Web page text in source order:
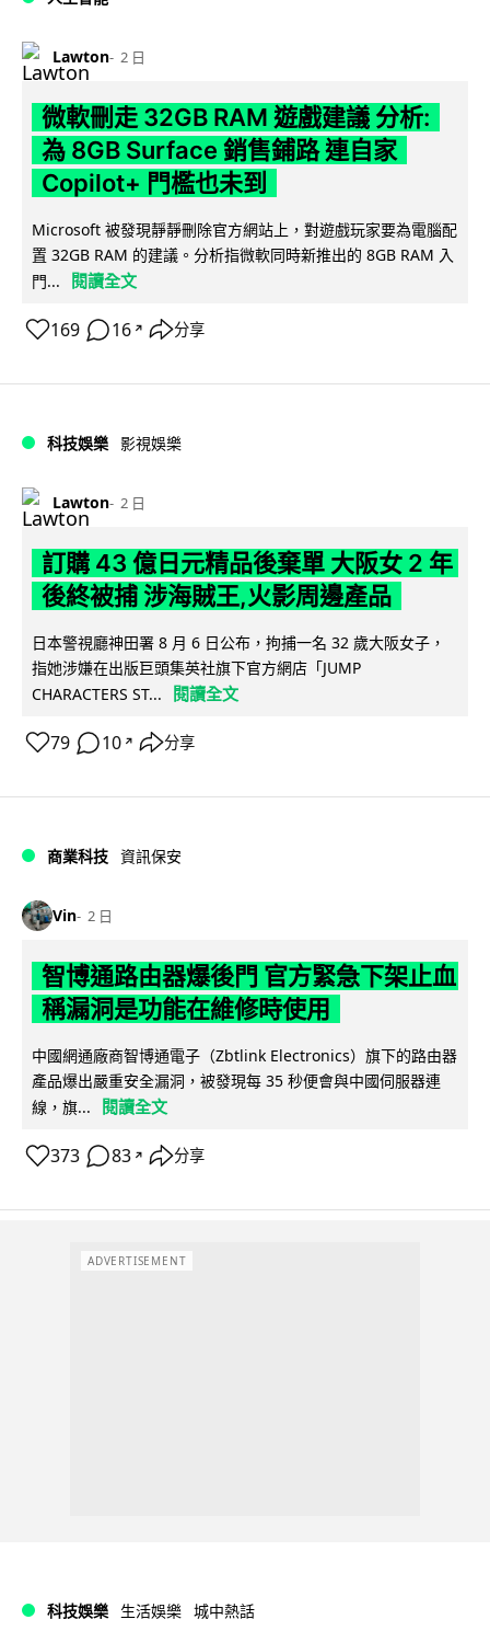
Lawton 2 日
微軟刪走 32GB RAM 遊戲建議 分析:
為 8GB Surface 銷售鋪路 連自家
Copilot+ 門檻也未到
Microsoft 被發現靜靜刪除官方網站上，對遊戲玩家要為電腦配
置 32GB RAM 的建議。分析指微軟同時新推出的 8GB RAM 入
門...
閱讀全文
169 16 ↗ 分享
科技娛樂 影視娛樂
Lawton 2 日
訂購 43 億日元精品後棄單 大阪女 2 年
後終被捕 涉海賊王,火影周邊產品
日本警視廳神田署 8 月 6 日公布，拘捕一名 32 歲大阪女子，
指她涉嫌在出版巨頭集英社旗下官方網店「JUMP
CHARACTERS ST...
閱讀全文
79 10 ↗ 分享
商業科技 資訊保安
Vin 2 日
智博通路由器爆後門 官方緊急下架止血
稱漏洞是功能在維修時使用
中國網通廠商智博通電子（Zbtlink Electronics）旗下的路由器
產品爆出嚴重安全漏洞，被發現每 35 秒便會與中國伺服器連
線，旗...
閱讀全文
373 83 ↗ 分享
ADVERTISEMENT
科技娛樂 生活娛樂 城中熱話